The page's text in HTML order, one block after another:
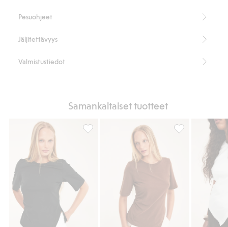
Pesuohjeet
Jäljitettävyys
Valmistustiedot
Samankaltaiset tuotteet
Lyhythihainen epäsymmetrinen paita,
Lyhythihainen